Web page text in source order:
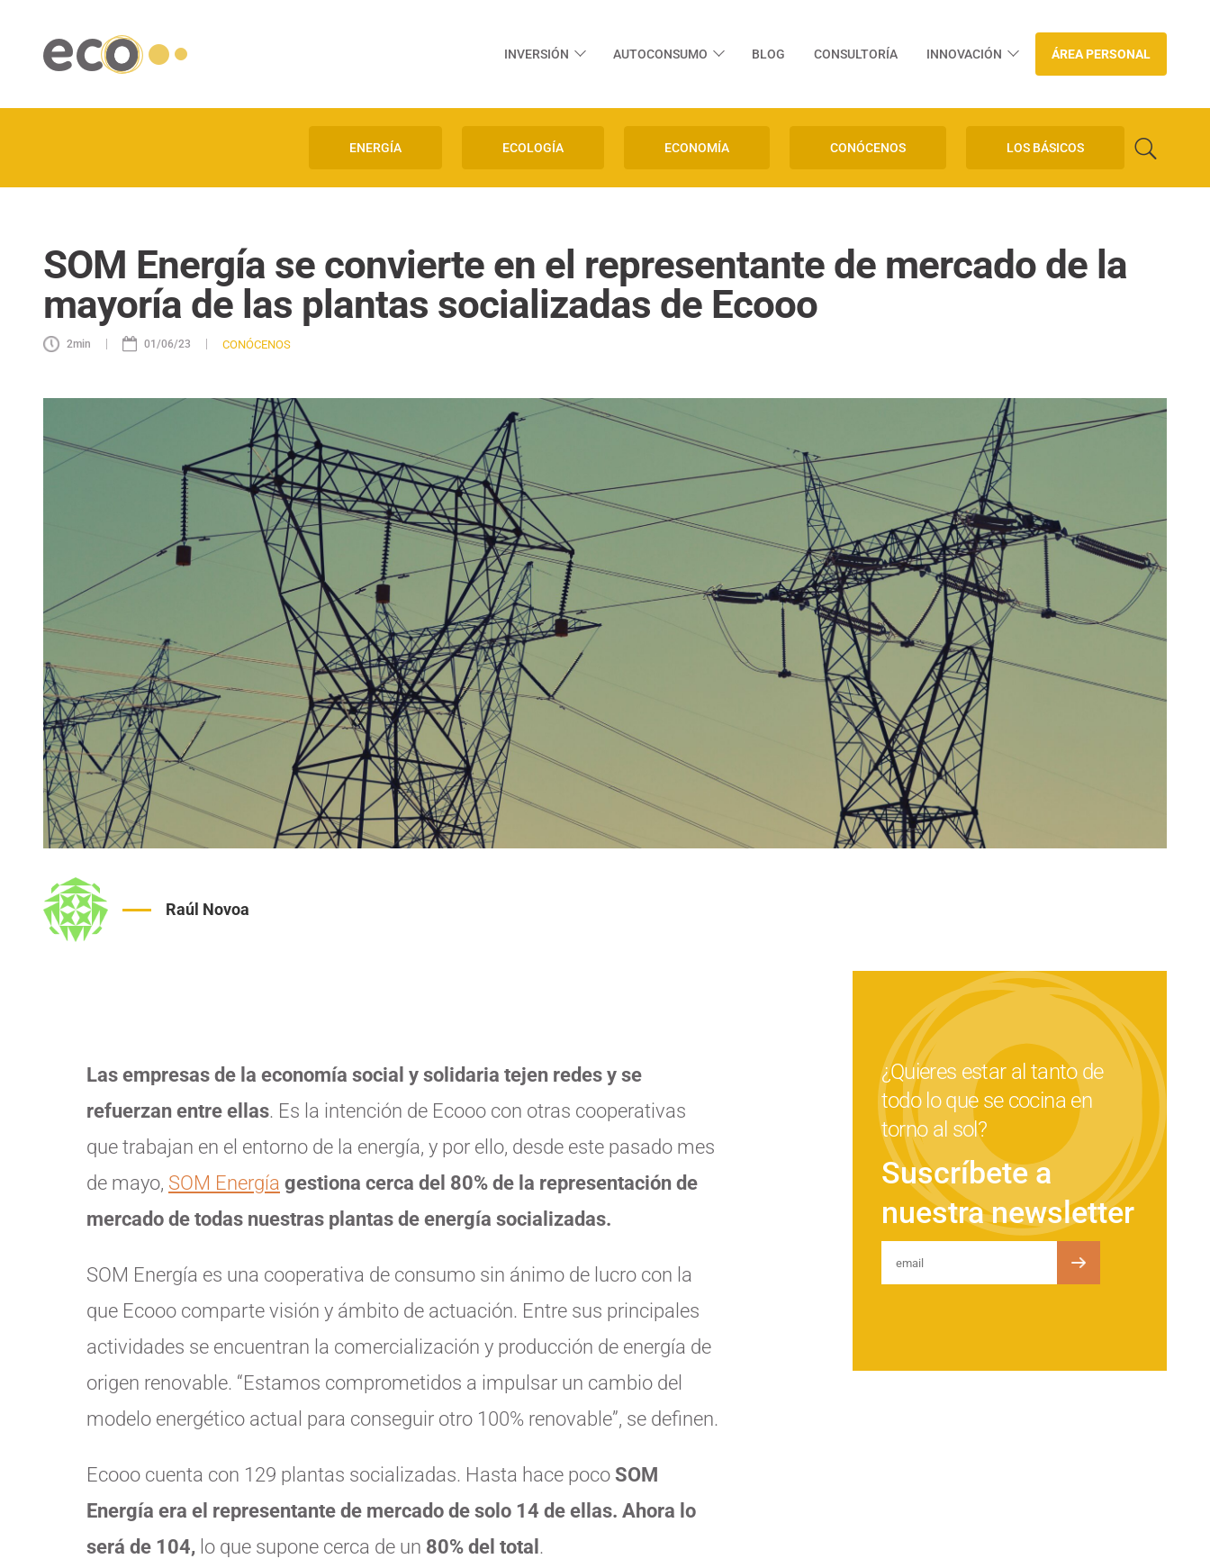
INVERSIÓN AUTOCONSUMO BLOG CONSULTORÍA INNOVACIÓN ÁREA PERSONAL
ENERGÍA ECOLOGÍA ECONOMÍA CONÓCENOS LOS BÁSICOS
SOM Energía se convierte en el representante de mercado de la
mayoría de las plantas socializadas de Ecooo
2min | 01/06/23 | CONÓCENOS
Raúl Novoa
Las empresas de la economía social y solidaria tejen redes y se
refuerzan entre ellas. Es la intención de Ecooo con otras cooperativas
que trabajan en el entorno de la energía, y por ello, desde este pasado mes
de mayo, SOM Energía gestiona cerca del 80% de la representación de
mercado de todas nuestras plantas de energía socializadas.
SOM Energía es una cooperativa de consumo sin ánimo de lucro con la
que Ecooo comparte visión y ámbito de actuación. Entre sus principales
actividades se encuentran la comercialización y producción de energía de
origen renovable. “Estamos comprometidos a impulsar un cambio del
modelo energético actual para conseguir otro 100% renovable”, se definen.
Ecooo cuenta con 129 plantas socializadas. Hasta hace poco SOM
Energía era el representante de mercado de solo 14 de ellas. Ahora lo
será de 104, lo que supone cerca de un 80% del total .
¿Quieres estar al tanto de
todo lo que se cocina en
torno al sol?
Suscríbete a
nuestra newsletter